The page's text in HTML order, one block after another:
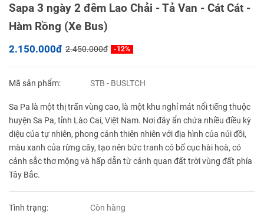
Sapa 3 ngày 2 đêm Lao Chải - Tả Van - Cát Cát -
Hàm Rồng (Xe Bus)
2.150.000đ 2.450.000đ -12%
Mã sản phẩm: STB - BUSLTCH
Sa Pa là một thị trấn vùng cao, là một khu nghỉ mát nổi tiếng thuộc
huyện Sa Pa, tỉnh Lào Cai, Việt Nam. Nơi đây ẩn chứa nhiều điều kỳ
diệu của tự nhiên, phong cảnh thiên nhiên với địa hình của núi đồi,
màu xanh của rừng cây, tạo nên bức tranh có bố cục hài hoà, có
cảnh sắc thơ mộng và hấp dẫn từ cảnh quan đất trời vùng đất phía
Tây Bắc.
Tình trạng: Còn hàng